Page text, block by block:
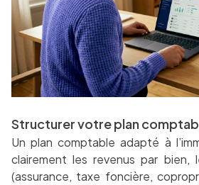
Structurer votre plan
Un plan comptable adapté à
clairement les revenus par bien,
(assurance, taxe foncière,